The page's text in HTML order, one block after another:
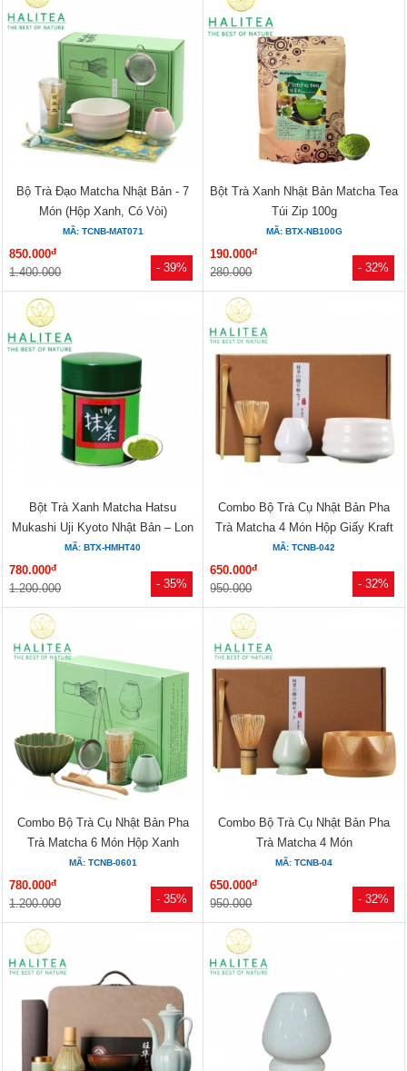
- 39%
Bộ Trà Đạo Matcha Nhật Bản - 7
Món (Hộp Xanh, Có Vòi)
MÃ: TCNB-MAT071
850.000đ
1.400.000 - 32%
Bột Trà Xanh Nhật Bản Matcha Tea
Túi Zip 100g
MÃ: BTX-NB100G
190.000đ
280.000
- 35%
Bột Trà Xanh Matcha Hatsu
Mukashi Uji Kyoto Nhật Bản – Lon
Thiếc 40g
MÃ: BTX-HMHT40
780.000đ
1.200.000 - 32%
Combo Bộ Trà Cụ Nhật Bản Pha
Trà Matcha 4 Món Hộp Giấy Kraft
MÃ: TCNB-042
650.000đ
950.000
- 35%
Combo Bộ Trà Cụ Nhật Bản Pha
Trà Matcha 6 Món Hộp Xanh
MÃ: TCNB-0601
780.000đ
1.200.000 - 32%
Combo Bộ Trà Cụ Nhật Bản Pha
Trà Matcha 4 Món
MÃ: TCNB-04
650.000đ
950.000